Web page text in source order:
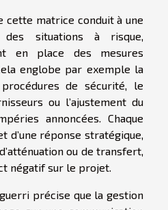
cette matrice conduit à une
des situations à risque,
en place des mesures
englobe par exemple la
de sécurité, le
ou l’ajustement du
annoncées. Chaque
d’une réponse stratégique,
ou de transfert,
négatif sur le projet.
précise que la gestion